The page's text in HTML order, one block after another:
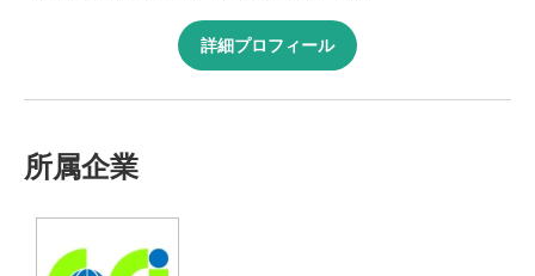
詳細プロフィール
所属企業